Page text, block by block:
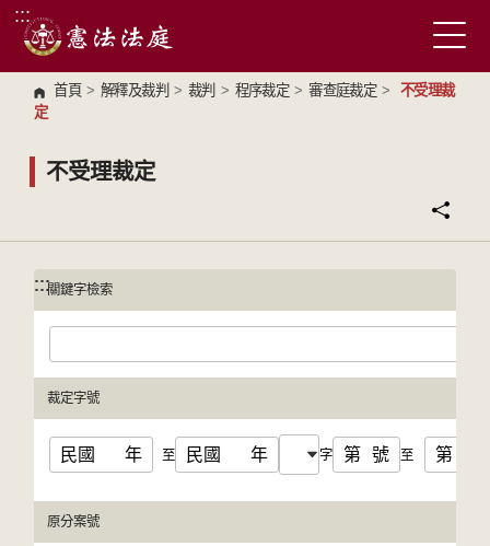
跳到主要內容區塊
:::
首頁 > 解釋及裁判 > 裁判 > 程序裁定 > 審查庭裁定 >
不受理裁
定
不受理裁定
:::
:::關鍵字檢索
裁定字號
民國 年 至 民國 年 字 第 號 至 第
原分案號